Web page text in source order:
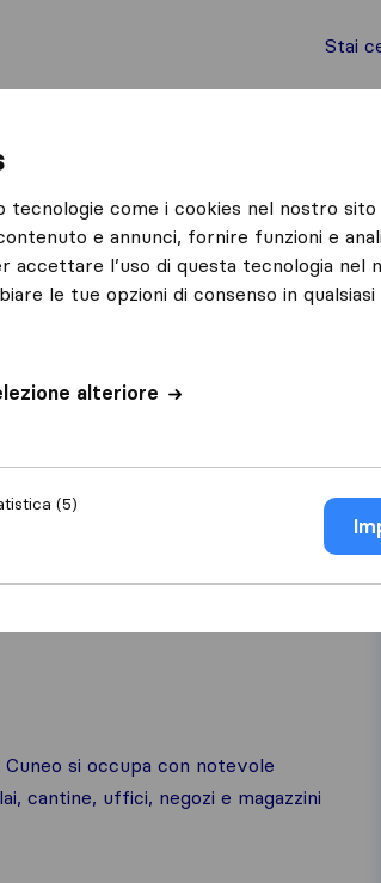
Stai
si occupa con notevole
cantine, uffici, negozi e magazzini
tecnologie come i cookies nel nostro
e annunci, fornire funzioni e
l’uso di questa tecnologia nel
le tue opzioni di consenso in
alteriore
(5)